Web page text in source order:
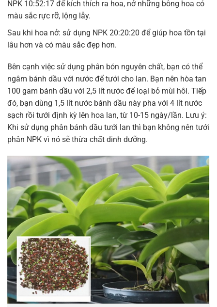
NPK 10:52:17 để kích thích ra hoa, nở những bông hoa có
màu sắc rực rỡ, lộng lẫy.
Sau khi hoa nở: sử dụng NPK 20:20:20 để giúp hoa tồn tại
lâu hơn và có màu sắc đẹp hơn.
Bên cạnh việc sử dụng phân bón nguyên chất, bạn có thể
ngâm bánh dầu với nước để tưới cho lan. Bạn nên hòa tan
100 gam bánh dầu với 2,5 lít nước để loại bỏ mùi hôi. Tiếp
đó, bạn dùng 1,5 lít nước bánh dầu này pha với 4 lít nước
sạch rồi tưới định kỳ lên hoa lan, từ 10-15 ngày/lần. Lưu ý:
Khi sử dụng phân bánh dầu tưới lan thì bạn không nên tưới
phân NPK vì nó sẽ thừa chất dinh dưỡng.